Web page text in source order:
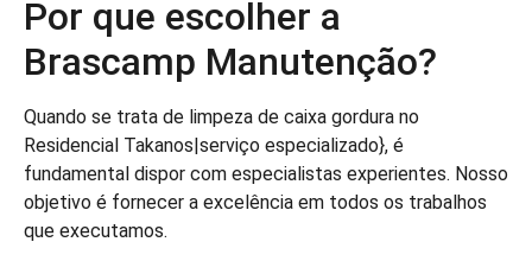
Por que escolher a
Brascamp Manutenção?
Quando se trata de limpeza de caixa gordura no
Residencial Takanos|serviço especializado}, é
fundamental dispor com especialistas experientes. Nosso
objetivo é fornecer a excelência em todos os trabalhos
que executamos.